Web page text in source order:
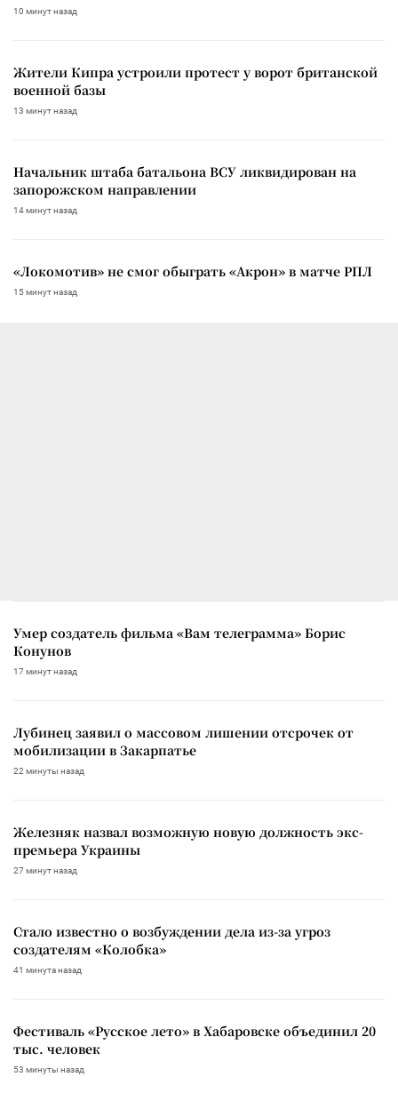
10 минут назад
Жители Кипра устроили протест у ворот британской
военной базы
13 минут назад
Начальник штаба батальона ВСУ ликвидирован на
запорожском направлении
14 минут назад
«Локомотив» не смог обыграть «Акрон» в матче РПЛ
15 минут назад
Умер создатель фильма «Вам телеграмма» Борис
Конунов
17 минут назад
Лубинец заявил о массовом лишении отсрочек от
мобилизации в Закарпатье
22 минуты назад
Железняк назвал возможную новую должность экс-
премьера Украины
27 минут назад
Стало известно о возбуждении дела из-за угроз
создателям «Колобка»
41 минута назад
Фестиваль «Русское лето» в Хабаровске объединил 20
тыс. человек
53 минуты назад